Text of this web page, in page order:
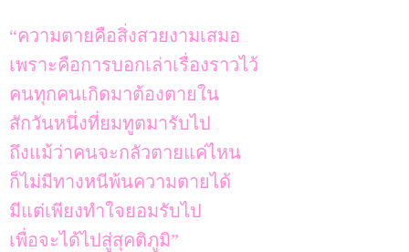
“ความตายคือสิ่งสวยงามเสมอ
เพราะคือการบอกเล่าเรื่องราวไว้
คนทุกคนเกิดมาต้องตายใน
สักวันหนึ่งที่ยมทูตมารับไป
ถึงแม้ว่าคนจะกลัวตายแค่ไหน
ก็ไม่มีทางหนีพ้นความตายได้
มีแต่เพียงทำใจยอมรับไป
เพื่อจะได้ไปสู่สุคติภูมิ”